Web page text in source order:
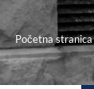
Početna stranica